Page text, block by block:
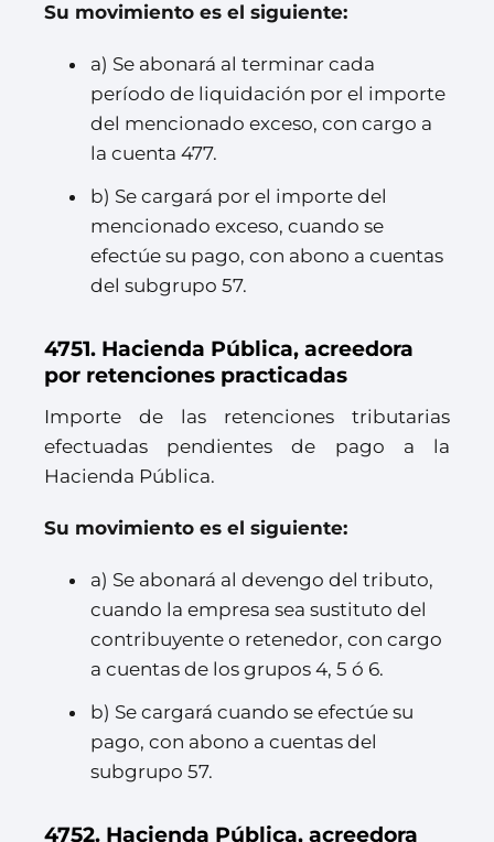
Su movimiento es el siguiente:
a) Se abonará al terminar cada
período de liquidación por el importe
del mencionado exceso, con cargo a
la cuenta 477.
b) Se cargará por el importe del
mencionado exceso, cuando se
efectúe su pago, con abono a cuentas
del subgrupo 57.
4751. Hacienda Pública, acreedora
por retenciones practicadas
Importe de las retenciones tributarias
efectuadas pendientes de pago a la
Hacienda Pública.
Su movimiento es el siguiente:
a) Se abonará al devengo del tributo,
cuando la empresa sea sustituto del
contribuyente o retenedor, con cargo
a cuentas de los grupos 4, 5 ó 6.
b) Se cargará cuando se efectúe su
pago, con abono a cuentas del
subgrupo 57.
4752. Hacienda Pública, acreedora